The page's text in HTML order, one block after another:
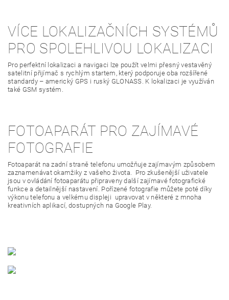
VÍCE LOKALIZAČNÍCH SYSTÉMŮ
PRO SPOLEHLIVOU LOKALIZACI
Pro perfektní lokalizaci a navigaci lze použít velmi přesný vestavěný
satelitní přijímač s rychlým startem, který podporuje oba rozšířené
standardy – americký GPS i ruský GLONASS. K lokalizaci je využíván
také GSM systém.
FOTOAPARÁT PRO ZAJÍMAVÉ
FOTOGRAFIE
Fotoaparát na zadní straně telefonu umožňuje zajímavým způsobem
zaznamenávat okamžiky z vašeho života. Pro zkušenější uživatele
jsou v ovládání fotoaparátu připraveny další zajímavé fotografické
funkce a detailnější nastavení. Pořízené fotografie můžete poté díky
výkonu telefonu a velkému displeji upravovat v některé z mnoha
kreativních aplikací, dostupných na Google Play.